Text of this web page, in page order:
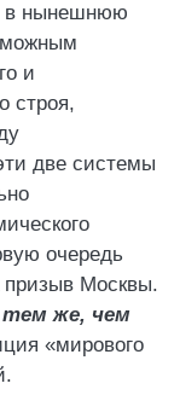
в нынешнюю
и
строя,
две системы
очередь
призыв Москвы.
тем же, чем
«мирового